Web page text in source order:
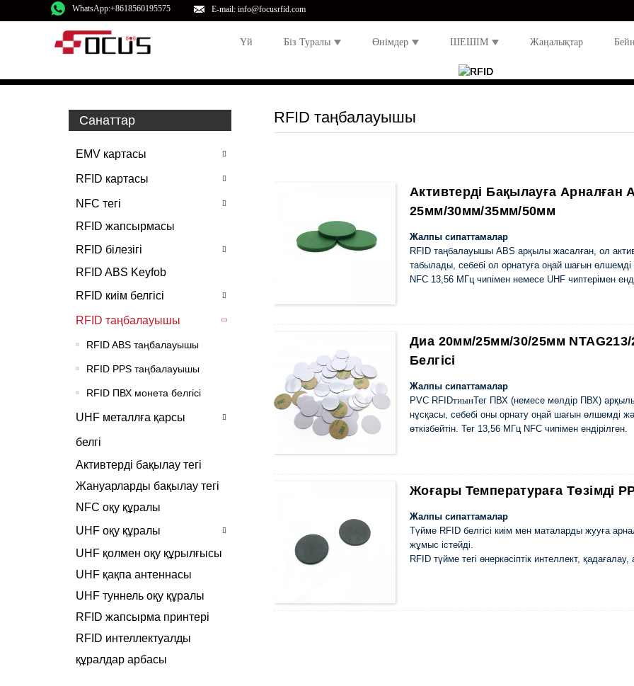
WhatsApp:+8618560195575 E-mail: info@focusrfid.com
Үй Біз Туралы Өнімдер ШЕШІМ Жаңалықтар
Санаттар
EMV картасы
RFID картасы
NFC тегі
RFID жапсырмасы
RFID білезігі
RFID ABS Keyfob
RFID киім белгісі
RFID таңбалауышы
RFID ABS таңбалауышы
RFID PPS таңбалауышы
RFID ПВХ монета белгісі
UHF металлға қарсы
белгі
Активтерді бақылау тегі
Жануарларды бақылау тегі
NFC оқу құралы
UHF оқу құралы
UHF қолмен оқу құрылғысы
UHF қақпа антеннасы
UHF туннель оқу құралы
RFID жапсырма принтері
RFID интеллектуалды
құралдар арбасы
RFID таңбалауышы
Активтерді Бақылауға
25мм/30мм/35мм/50мм
Жалпы сипаттамалар
RFID таңбалауышы ABS арқылы жасалған, ол
табылады, себебі ол орнатуға оңай шағын
NFC 13,56 МГц чипімен немесе UHF чиптерімен
Диа 20мм/25мм/30/25мм
Белгісі
Жалпы сипаттамалар
PVC RFIDтиынТег ПВХ (немесе мөлдір ПВХ)
нұсқасы, себебі оны орнату оңай шағын өлшемді
өткізбейтін. Тег 13,56 МГц NFC чипімен ендірілген.
Жоғары Температураға Төзімді
Жалпы сипаттамалар
Түйме RFID белгісі киім мен маталарды жууға
жұмыс істейді.
RFID түйме тегі өнеркәсіптік интеллект,